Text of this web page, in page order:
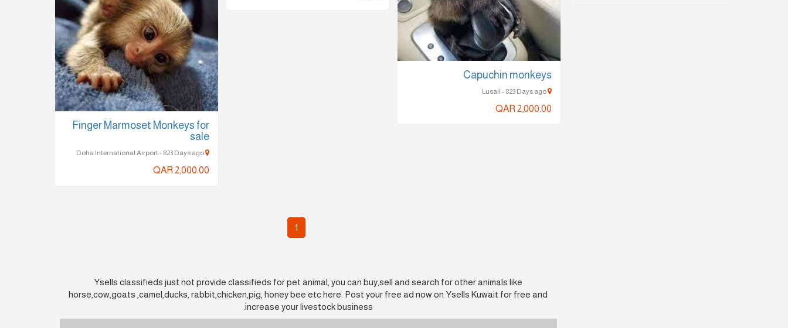
Capuchin monkeys
Lusail - 823 Days ago
QAR 2,000.00
Finger Marmoset Monkeys for
sale
Doha International Airport - 823 Days ago
QAR 2,000.00
1
Ysells classifieds just not provide classifieds for pet animal, you can buy,sell and search for other animals like
horse,cow,goats ,camel,ducks, rabbit,chicken,pig, honey bee etc here. Post your free ad now on Ysells Kuwait for free and
increase your livestock business.